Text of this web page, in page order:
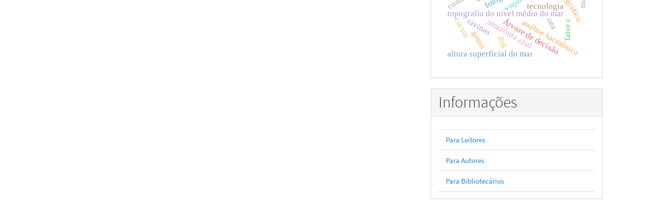
topografia do nível médio do mar
amazônia azul
ravinas Árvore de decisão
altura superficial do maranálise harmônica
dsg
fator c
gauss
tecnologia
oea
cursos
Informações
Para Leitores
Para Autores
Para Bibliotecários